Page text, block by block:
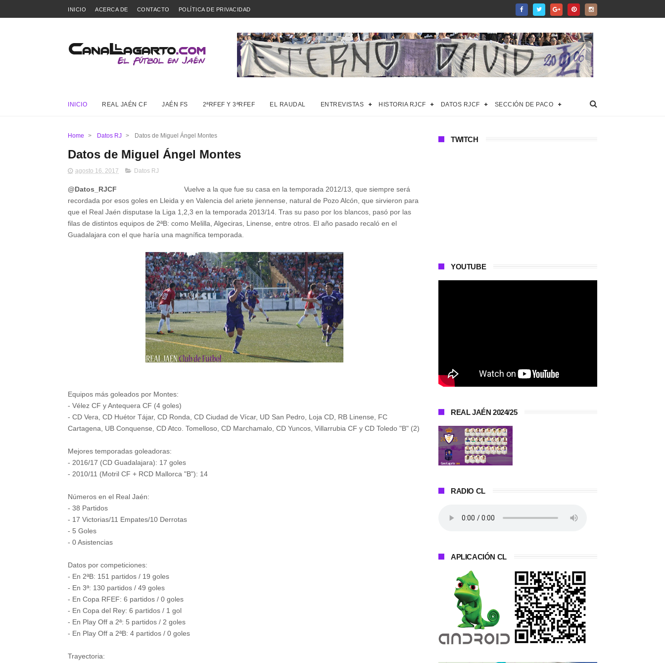
INICIO ACERCA DE CONTACTO POLÍTICA DE PRIVACIDAD
INICIO REAL JAÉN CF JAÉN FS 2ªRFEF Y 3ªRFEF EL RAUDAL ENTREVISTAS HISTORIA RJCF DATOS RJCF SECCIÓN DE PACO
Home > Datos RJ > Datos de Miguel Ángel Montes
Datos de Miguel Ángel Montes
agosto 16, 2017 Datos RJ
@Datos_RJCF
Vuelve a la que fue su casa en la temporada 2012/13, que siempre será
recordada por esos goles en Lleida y en Valencia del ariete jiennense, natural de Pozo Alcón, que sirvieron para
que el Real Jaén disputase la Liga 1,2,3 en la temporada 2013/14. Tras su paso por los blancos, pasó por las
filas de distintos equipos de 2ªB: como Melilla, Algeciras, Linense, entre otros. El año pasado recaló en el
Guadalajara con el que haría una magnífica temporada.
Equipos más goleados por Montes:
- Vélez CF y Antequera CF (4 goles)
- CD Vera, CD Huétor Tájar, CD Ronda, CD Ciudad de Vícar, UD San Pedro, Loja CD, RB Linense, FC
Cartagena, UB Conquense, CD Atco. Tomelloso, CD Marchamalo, CD Yuncos, Villarrubia CF y CD Toledo "B" (2)
Mejores temporadas goleadoras:
- 2016/17 (CD Guadalajara): 17 goles
- 2010/11 (Motril CF + RCD Mallorca "B"): 14
Números en el Real Jaén:
- 38 Partidos
- 17 Victorias/11 Empates/10 Derrotas
- 5 Goles
- 0 Asistencias
Datos por competiciones:
- En 2ªB: 151 partidos / 19 goles
- En 3ª: 130 partidos / 49 goles
- En Copa RFEF: 6 partidos / 0 goles
- En Copa del Rey: 6 partidos / 1 gol
- En Play Off a 2ª: 5 partidos / 2 goles
- En Play Off a 2ªB: 4 partidos / 0 goles
Trayectoria:
TWITCH
YOUTUBE
REAL JAÉN 2024/25
RADIO CL
APLICACIÓN CL